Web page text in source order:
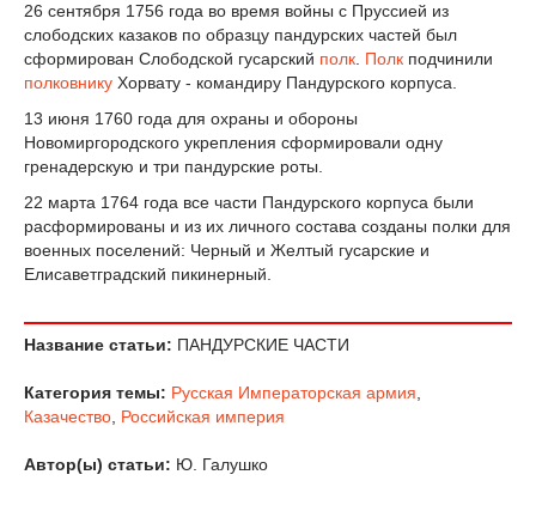
26 сентября 1756 года во время войны с Пруссией из
слободских казаков по образцу пандурских частей был
сформирован Слободской гусарский полк Полк подчинили
полковнику Хорвату - командиру Пандурского корпуса.
13 июня 1760 года для охраны и обороны
Новомиргородского укрепления сформировали одну
гренадерскую и три пандурские роты.
22 марта 1764 года все части Пандурского корпуса были
расформированы и из их личного состава созданы полки для
военных поселений: Черный и Желтый гусарские и
Елисаветградский пикинерный.
Название статьи: ПАНДУРСКИЕ ЧАСТИ
Категория темы: Русская Императорская армия
Казачество Российская империя
Автор(ы) статьи: Ю. Галушко